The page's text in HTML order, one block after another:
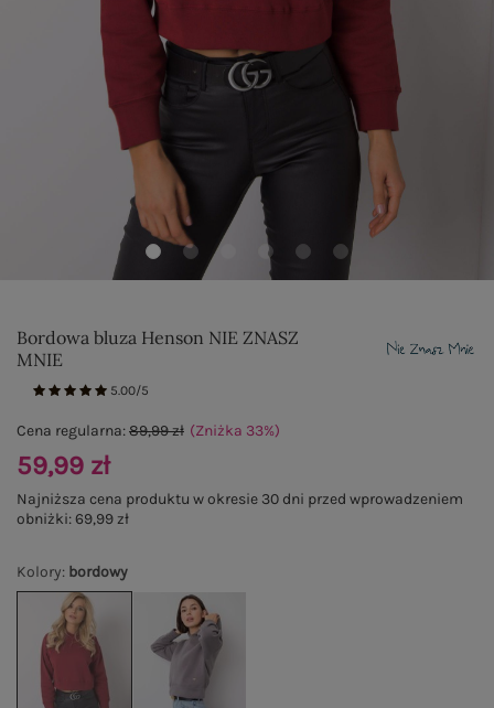
Bordowa bluza Henson NIE ZNASZ
MNIE
5.00/5
Kolory: bordowy
Cena regularna:89,99 zł (Zniżka 33%)
59,99 zł
Najniższa cena produktu w okresie 30 dni przed wprowadzeniem
obniżki:69,99 zł